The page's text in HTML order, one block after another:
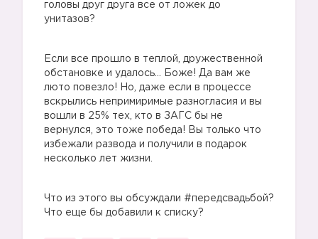
головы друг друга все от ложек до
унитазов?
Если все прошло в теплой, дружественной
обстановке и удалось… Боже! Да вам же
люто повезло! Но, даже если в процессе
вскрылись непримиримые разногласия и вы
вошли в 25% тех, кто в ЗАГС бы не
вернулся, это тоже победа! Вы только что
избежали развода и получили в подарок
несколько лет жизни.
Что из этого вы обсуждали #передсвадьбой?
Что еще бы добавили к списку?